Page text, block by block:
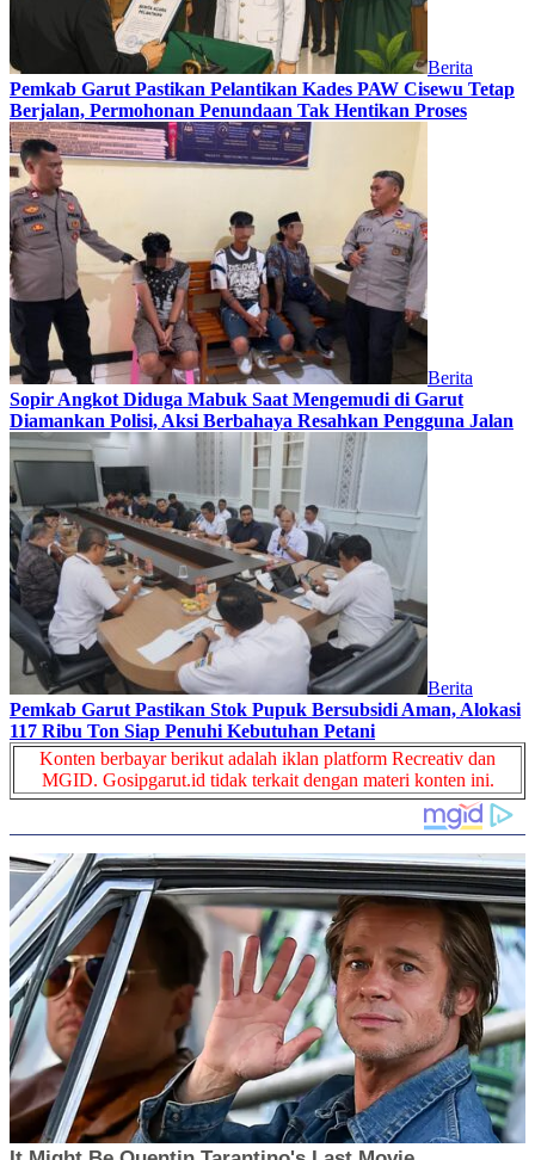
Berita
Pemkab Garut Pastikan Pelantikan Kades PAW Cisewu Tetap
Berjalan, Permohonan Penundaan Tak Hentikan Proses
Berita
Sopir Angkot Diduga Mabuk Saat Mengemudi di Garut
Diamankan Polisi, Aksi Berbahaya Resahkan Pengguna Jalan
Berita
Pemkab Garut Pastikan Stok Pupuk Bersubsidi Aman, Alokasi
117 Ribu Ton Siap Penuhi Kebutuhan Petani
Konten berbayar berikut adalah iklan platform Recreativ dan
MGID. Gosipgarut.id tidak terkait dengan materi konten ini.